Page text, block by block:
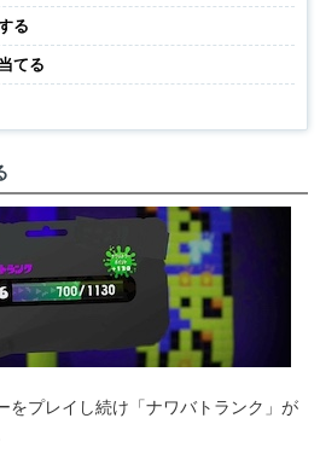
る
てる
をプレイし続け「ナワバトランク」が